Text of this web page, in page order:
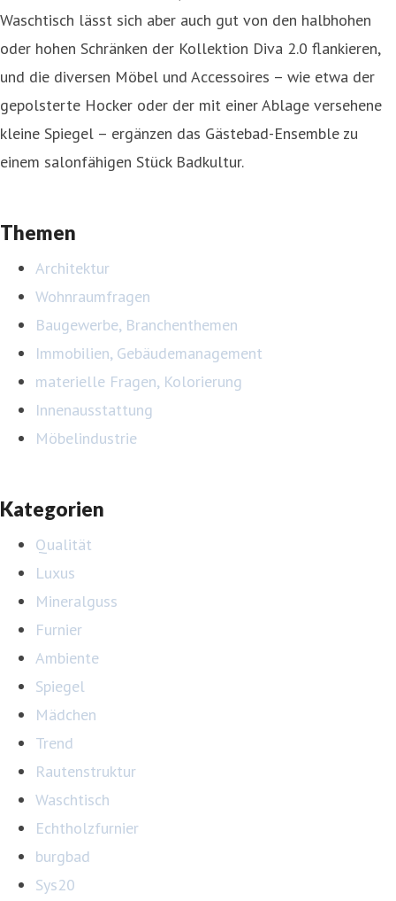
Waschtisch lässt sich aber auch gut von den halbhohen
oder hohen Schränken der Kollektion Diva 2.0 flankieren,
und die diversen Möbel und Accessoires – wie etwa der
gepolsterte Hocker oder der mit einer Ablage versehene
kleine Spiegel – ergänzen das Gästebad-Ensemble zu
einem salonfähigen Stück Badkultur.
Themen
Architektur
Wohnraumfragen
Baugewerbe, Branchenthemen
Immobilien, Gebäudemanagement
materielle Fragen, Kolorierung
Innenausstattung
Möbelindustrie
Kategorien
Qualität
Luxus
Mineralguss
Furnier
Ambiente
Spiegel
Mädchen
Trend
Rautenstruktur
Waschtisch
Echtholzfurnier
burgbad
Sys20